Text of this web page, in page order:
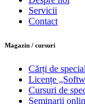
Servicii
Contact
Magazin / cursuri
Cărți de
Licențe
Cursuri de
Seminarii